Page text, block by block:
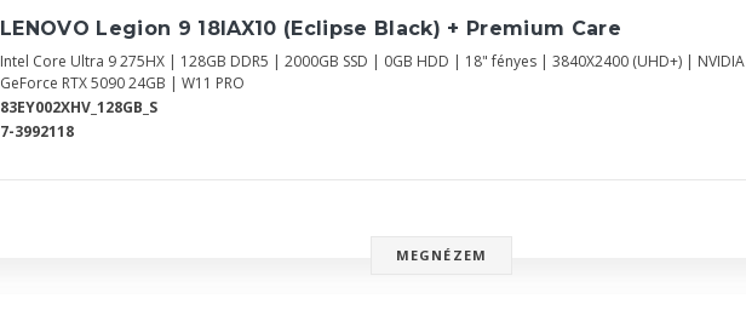
LENOVO Legion 9 18IAX10 (Eclipse Black) + Premium Care
Intel Core Ultra 9 275HX | 128GB DDR5 | 2000GB SSD | 0GB HDD | 18" fényes | 3840X2400 (UHD+) | NVIDIA
GeForce RTX 5090 24GB | W11 PRO
83EY002XHV_128GB_S
7-3992118
MEGNÉZEM